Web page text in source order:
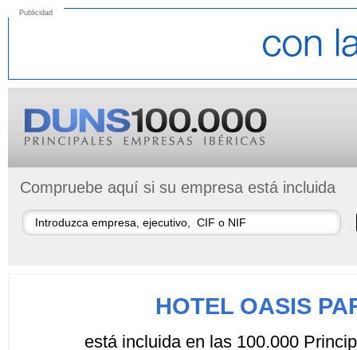
Publicidad
Compruebe aquí si su empresa está incluida
HOTEL OASIS
está incluida en las 100.000